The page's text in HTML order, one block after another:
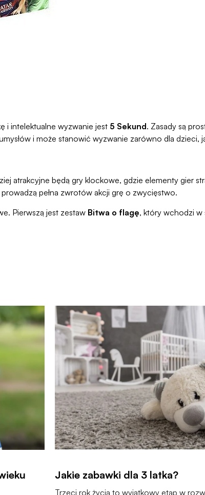
i intelektualne wyzwanie jest 5 Sekund. Zasady są
i może stanowić wyzwanie zarówno dla dzieci,
atrakcyjne będą gry klockowe, gdzie elementy gier
pełna zwrotów akcji grę o zwycięstwo.
Pierwszą jest zestaw Bitwa o flagę, który wchodzi w
Jakie zabawki dla 3 latka?
Trzeci rok życia to wyjątkowy etap w